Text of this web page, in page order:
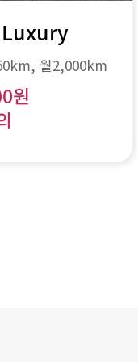
, 월2,000km
원